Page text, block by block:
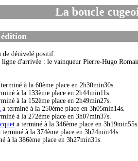
La boucle
édition
dénivelé positif.
d'arrivée : le vainqueur Pierre-Hugo
terminé à la 60ème place en 2h30min30s.
à la 133ème place en 2h44min11s.
à la 152ème place en 2h49min27s.
a terminé à la 250ème place en 3h05min14s.
à la 272ème place en 3h07min37s.
a terminé à la 346ème place en
terminé à la 374ème place en 3h24min44s.
à la 386ème place en 3h27min31s.